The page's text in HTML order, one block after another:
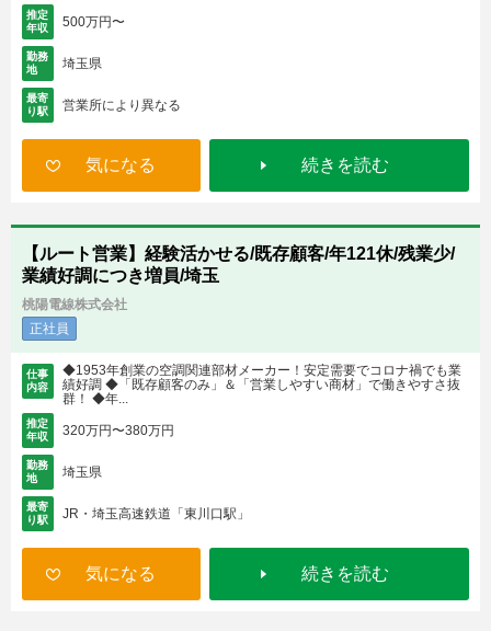
推定
年収
500万円〜
勤務
地
埼玉県
最寄
り駅
営業所により異なる
気になる 続きを読む
【ルート営業】経験活かせる/既存顧客/年121休/残業少/
業績好調につき増員/埼玉
桃陽電線株式会社
正社員
仕事
内容
◆1953年創業の空調関連部材メーカー！安定需要でコロナ禍でも業
績好調 ◆「既存顧客のみ」＆「営業しやすい商材」で働きやすさ抜
群！ ◆年...
推定
年収
320万円〜380万円
勤務
地
埼玉県
最寄
り駅
JR・埼玉高速鉄道「東川口駅」
気になる 続きを読む